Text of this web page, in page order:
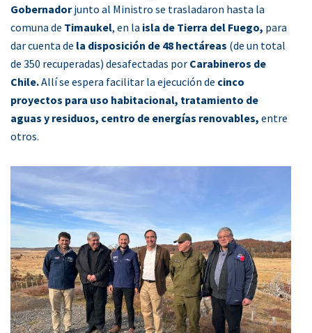
Gobernadorjunto al Ministro se trasladaron hasta la
comuna de Timaukel, en la isla de Tierra del Fuego, para
dar cuenta de la disposición de 48 hectáreas (de un total
de 350 recuperadas) desafectadas por Carabineros de
Chile.Allí se espera facilitar la ejecución de cinco
proyectos para uso habitacional, tratamiento de
aguas y residuos, centro de energías renovables, entre
otros.